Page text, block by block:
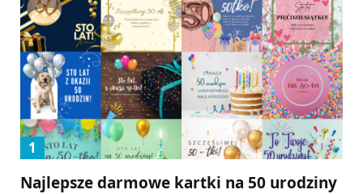
Najlepsze darmowe kartki na 50 urodziny